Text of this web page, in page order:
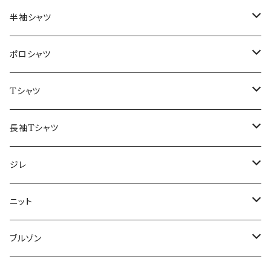
46/M
48/L
50/XL～
～44/S
46/M
48/L
50/XL～
半袖シャツ
～44/S
46/M
48/L
50/XL～
ポロシャツ
～44/S
46/M
48/L
50/XL～
Tシャツ
～44/S
46/M
48/L
50/XL～
長袖Tシャツ
～44/S
46/M
48/L
ジレ
～44/S
46/M
ニット
～44/S
ブルゾン